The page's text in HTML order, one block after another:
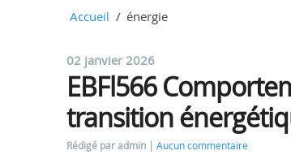
Accueil énergie
02 janvier 2026
EBFl566
transition
Rédigé par admin
Aucun commentaire